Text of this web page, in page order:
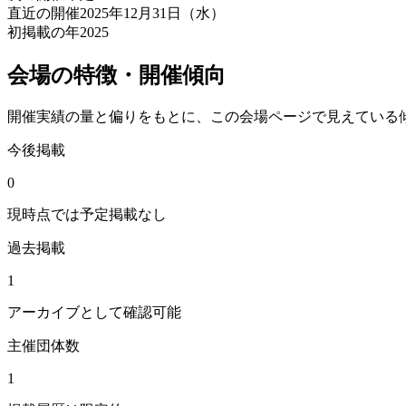
直近の開催2025年12月31日（水）
初掲載の年2025
会場の特徴・開催傾向
開催実績の量と偏りをもとに、この会場ページで見えている
今後掲載
0
現時点では予定掲載なし
過去掲載
1
アーカイブとして確認可能
主催団体数
1